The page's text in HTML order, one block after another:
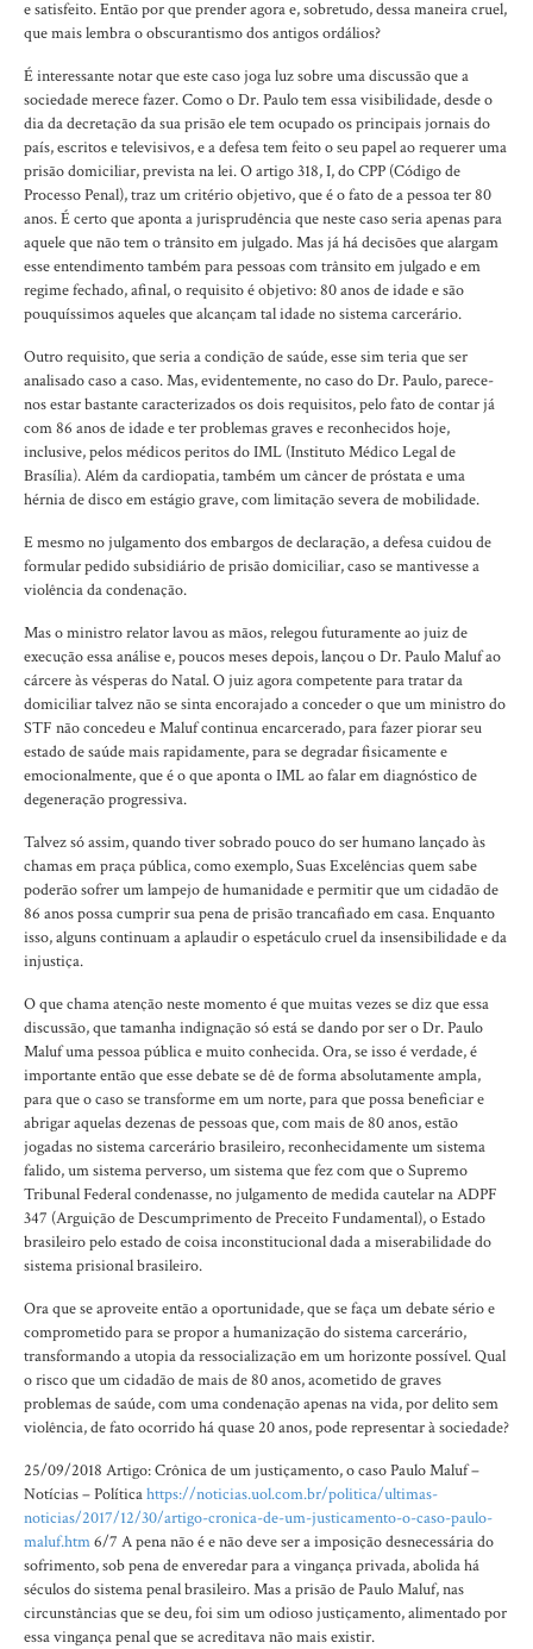
e satisfeito. Então por que prender agora e, sobretudo, dessa maneira cruel,
que mais lembra o obscurantismo dos antigos ordálios?
É interessante notar que este caso joga luz sobre uma discussão que a
sociedade merece fazer. Como o Dr. Paulo tem essa visibilidade, desde o
dia da decretação da sua prisão ele tem ocupado os principais jornais do
país, escritos e televisivos, e a defesa tem feito o seu papel ao requerer uma
prisão domiciliar, prevista na lei. O artigo 318, I, do CPP (Código de
Processo Penal), traz um critério objetivo, que é o fato de a pessoa ter 80
anos. É certo que aponta a jurisprudência que neste caso seria apenas para
aquele que não tem o trânsito em julgado. Mas já há decisões que alargam
esse entendimento também para pessoas com trânsito em julgado e em
regime fechado, afinal, o requisito é objetivo: 80 anos de idade e são
pouquíssimos aqueles que alcançam tal idade no sistema carcerário.
Outro requisito, que seria a condição de saúde, esse sim teria que ser
analisado caso a caso. Mas, evidentemente, no caso do Dr. Paulo, parece-
nos estar bastante caracterizados os dois requisitos, pelo fato de contar já
com 86 anos de idade e ter problemas graves e reconhecidos hoje,
inclusive, pelos médicos peritos do IML (Instituto Médico Legal de
Brasília). Além da cardiopatia, também um câncer de próstata e uma
hérnia de disco em estágio grave, com limitação severa de mobilidade.
E mesmo no julgamento dos embargos de declaração, a defesa cuidou de
formular pedido subsidiário de prisão domiciliar, caso se mantivesse a
violência da condenação.
Mas o ministro relator lavou as mãos, relegou futuramente ao juiz de
execução essa análise e, poucos meses depois, lançou o Dr. Paulo Maluf ao
cárcere às vésperas do Natal. O juiz agora competente para tratar da
domiciliar talvez não se sinta encorajado a conceder o que um ministro do
STF não concedeu e Maluf continua encarcerado, para fazer piorar seu
estado de saúde mais rapidamente, para se degradar fisicamente e
emocionalmente, que é o que aponta o IML ao falar em diagnóstico de
degeneração progressiva.
Talvez só assim, quando tiver sobrado pouco do ser humano lançado às
chamas em praça pública, como exemplo, Suas Excelências quem sabe
poderão sofrer um lampejo de humanidade e permitir que um cidadão de
86 anos possa cumprir sua pena de prisão trancafiado em casa. Enquanto
isso, alguns continuam a aplaudir o espetáculo cruel da insensibilidade e da
injustiça.
O que chama atenção neste momento é que muitas vezes se diz que essa
discussão, que tamanha indignação só está se dando por ser o Dr. Paulo
Maluf uma pessoa pública e muito conhecida. Ora, se isso é verdade, é
importante então que esse debate se dê de forma absolutamente ampla,
para que o caso se transforme em um norte, para que possa beneficiar e
abrigar aquelas dezenas de pessoas que, com mais de 80 anos, estão
jogadas no sistema carcerário brasileiro, reconhecidamente um sistema
falido, um sistema perverso, um sistema que fez com que o Supremo
Tribunal Federal condenasse, no julgamento de medida cautelar na ADPF
347 (Arguição de Descumprimento de Preceito Fundamental), o Estado
brasileiro pelo estado de coisa inconstitucional dada a miserabilidade do
sistema prisional brasileiro.
Ora que se aproveite então a oportunidade, que se faça um debate sério e
comprometido para se propor a humanização do sistema carcerário,
transformando a utopia da ressocialização em um horizonte possível. Qual
o risco que um cidadão de mais de 80 anos, acometido de graves
problemas de saúde, com uma condenação apenas na vida, por delito sem
violência, de fato ocorrido há quase 20 anos, pode representar à sociedade?
25/09/2018 Artigo: Crônica de um justiçamento, o caso Paulo Maluf –
Notícias – Políticahttps://noticias.uol.com.br/politica/ultimas-
noticias/2017/12/30/artigo-cronica-de-um-justicamento-o-caso-paulo-
maluf.htm6/7 A pena não é e não deve ser a imposição desnecessária do
sofrimento, sob pena de enveredar para a vingança privada, abolida há
séculos do sistema penal brasileiro. Mas a prisão de Paulo Maluf, nas
circunstâncias que se deu, foi sim um odioso justiçamento, alimentado por
essa vingança penal que se acreditava não mais existir.